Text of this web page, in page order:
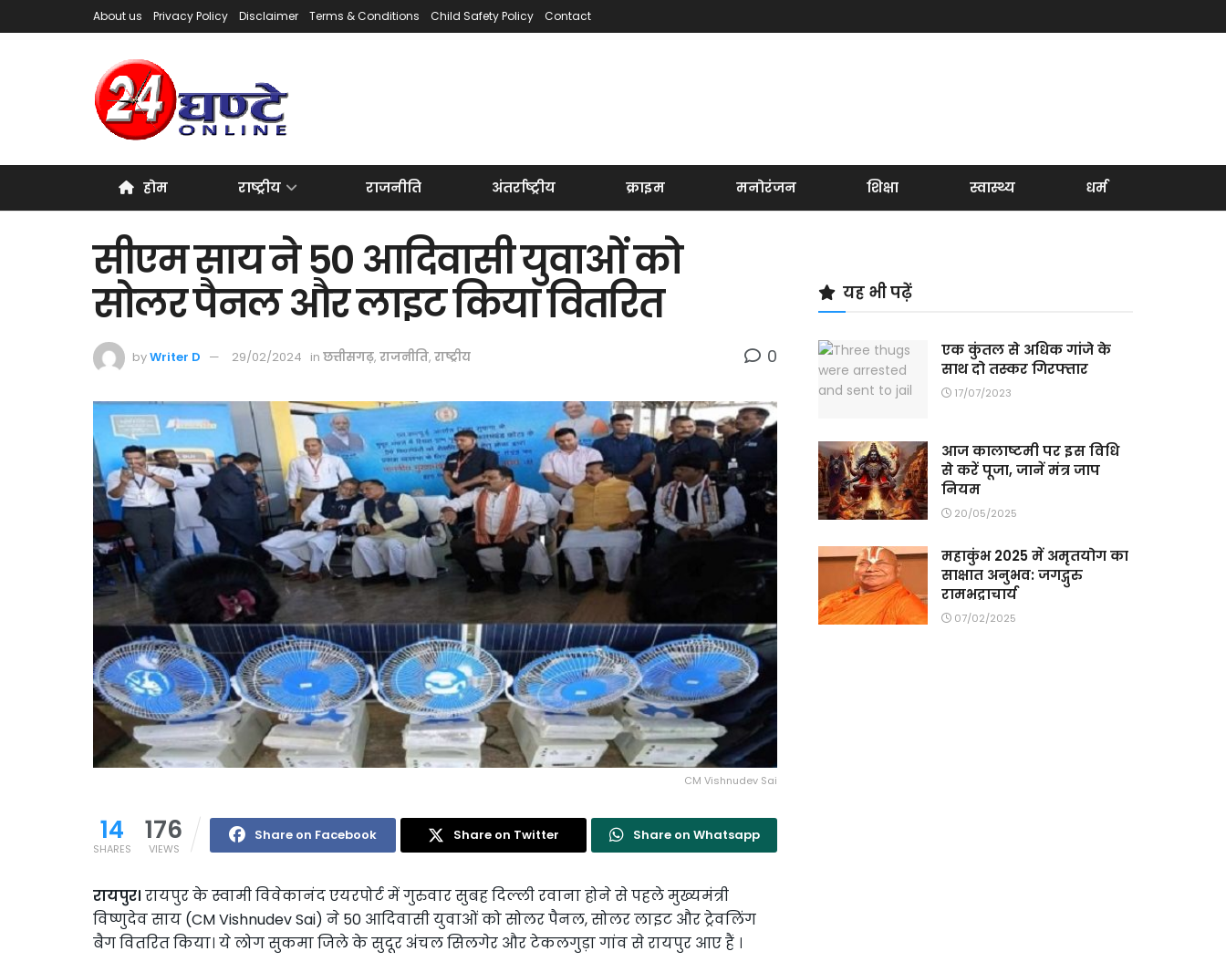
About us Privacy Policy Disclaimer Terms & Conditions Child Safety Policy Contact
होम राष्ट्रीय राजनीति अंतर्राष्ट्रीय क्राइम मनोरंजन शिक्षा स्वास्थ्य धर्म
सीएम साय ने 50 आदिवासी युवाओं को
सोलर पैनल और लाइट किया वितरित
byWriter D 29/02/2024 in छत्तीसगढ़, राजनीति, राष्ट्रीय 0
CM Vishnudev Sai
14
SHARES
176
VIEWS
Share on Facebook Share on Twitter Share on Whatsapp
रायपुर। रायपुर के स्वामी विवेकानंद एयरपोर्ट में गुरुवार सुबह दिल्ली रवाना होने से पहले मुख्यमंत्री
विष्णुदेव साय (CM Vishnudev Sai) ने 50 आदिवासी युवाओं को सोलर पैनल, सोलर लाइट और ट्रेवलिंग
बैग वितरित किया। ये लोग सुकमा जिले के सुदूर अंचल सिलगेर और टेकलगुड़ा गांव से रायपुर आए हैं ।
यह भी पढ़ें
एक कुंतल से अधिक गांजे के
साथ दो तस्कर गिरफ्तार
17/07/2023
आज कालाष्टमी पर इस विधि
से करें पूजा, जानें मंत्र जाप
नियम
20/05/2025
महाकुंभ 2025 में अमृतयोग का
साक्षात अनुभव: जगद्गुरु
रामभद्राचार्य
07/02/2025